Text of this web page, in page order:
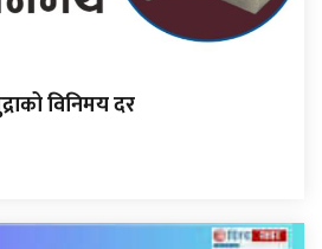
विनिमय दर